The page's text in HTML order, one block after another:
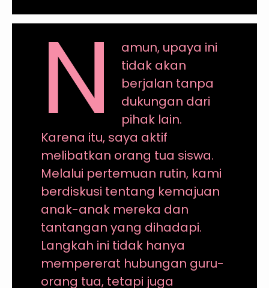
N
amun, upaya ini
tidak akan
berjalan tanpa
dukungan dari
pihak lain.
Karena itu, saya aktif
melibatkan orang tua siswa.
Melalui pertemuan rutin, kami
berdiskusi tentang kemajuan
anak-anak mereka dan
tantangan yang dihadapi.
Langkah ini tidak hanya
mempererat hubungan guru-
orang tua, tetapi juga